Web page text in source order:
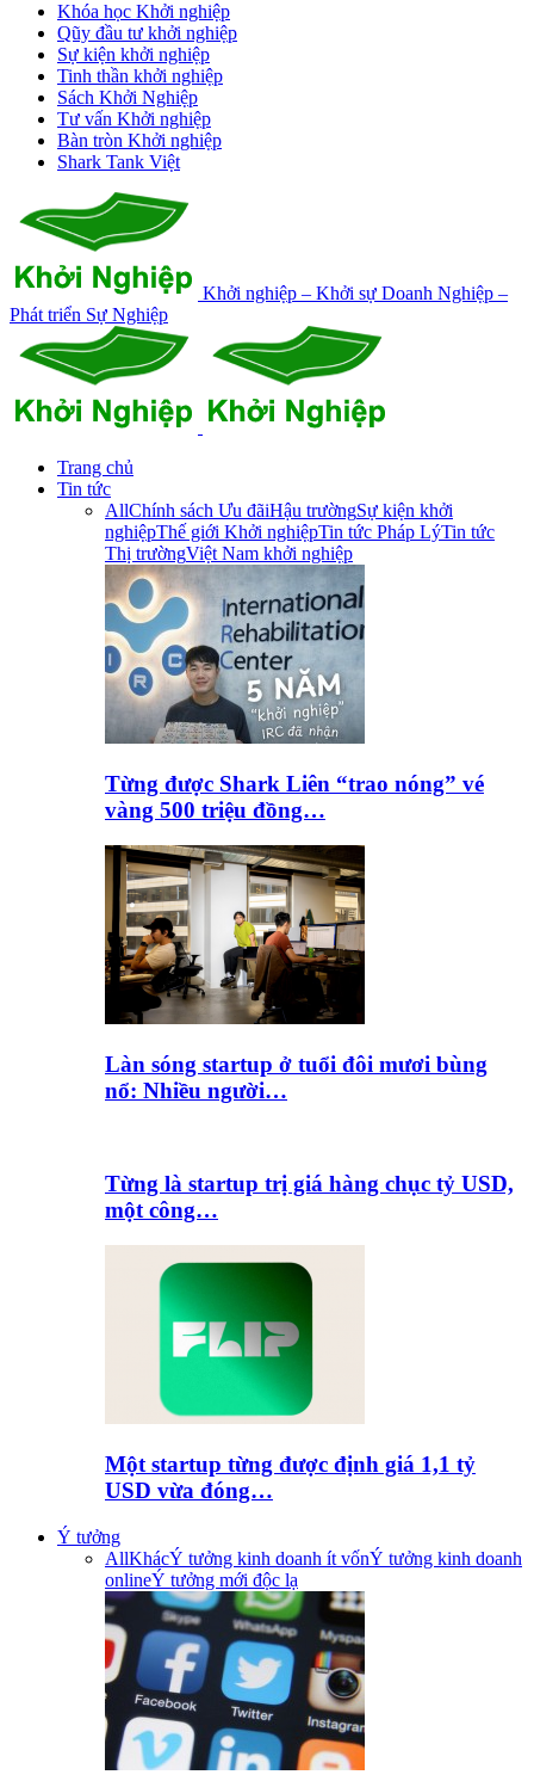
Khóa học Khởi nghiệp
Qũy đầu tư khởi nghiệp
Sự kiện khởi nghiệp
Tinh thần khởi nghiệp
Sách Khởi Nghiệp
Tư vấn Khởi nghiệp
Bàn tròn Khởi nghiệp
Shark Tank Việt
Khởi nghiệp – Khởi sự Doanh Nghiệp –
Phát triển Sự Nghiệp
Trang chủ
Tin tức
AllChính sách Ưu đãiHậu trườngSự kiện khởi
nghiệpThế giới Khởi nghiệpTin tức Pháp LýTin tức
Thị trườngViệt Nam khởi nghiệp
Từng được Shark Liên “trao nóng” vé
vàng 500 triệu đồng…
Làn sóng startup ở tuổi đôi mươi bùng
nổ: Nhiều người…
Từng là startup trị giá hàng chục tỷ USD,
một công…
Một startup từng được định giá 1,1 tỷ
USD vừa đóng…
Ý tưởng
AllKhácÝ tưởng kinh doanh ít vốnÝ tưởng kinh doanh
onlineÝ tưởng mới độc lạ